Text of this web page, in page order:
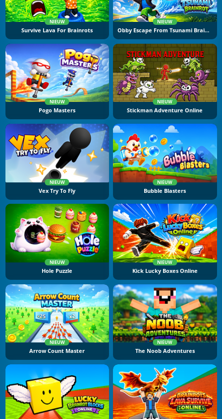
NIEUW
Survive Lava For Brainrots
NIEUW
Obby Escape From Tsunami Brainrot
NIEUW
Pogo Masters
NIEUW
Stickman Adventure Online
NIEUW
Vex Try To Fly
NIEUW
Bubble Blasters
NIEUW
Hole Puzzle
NIEUW
Kick Lucky Boxes Online
NIEUW
Arrow Count Master
NIEUW
The Noob Adventures